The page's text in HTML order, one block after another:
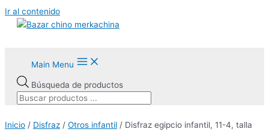
Ir al contenido
Main Menu
Búsqueda de productos
Inicio / Disfraz / Otros infantil / Disfraz egipcio infantil, 11-4, talla